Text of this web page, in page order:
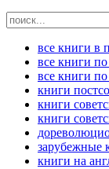
все книги в
все книги
все книги
книги
книги
книги
зарубежные
книги на